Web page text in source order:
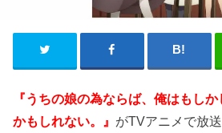
『う ちの娘の為ならば、俺はもし
かもしれない。』 がTVアニメで放